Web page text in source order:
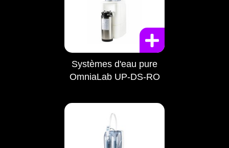
Systèmes d'eau pure
OmniaLab UP-DS-RO